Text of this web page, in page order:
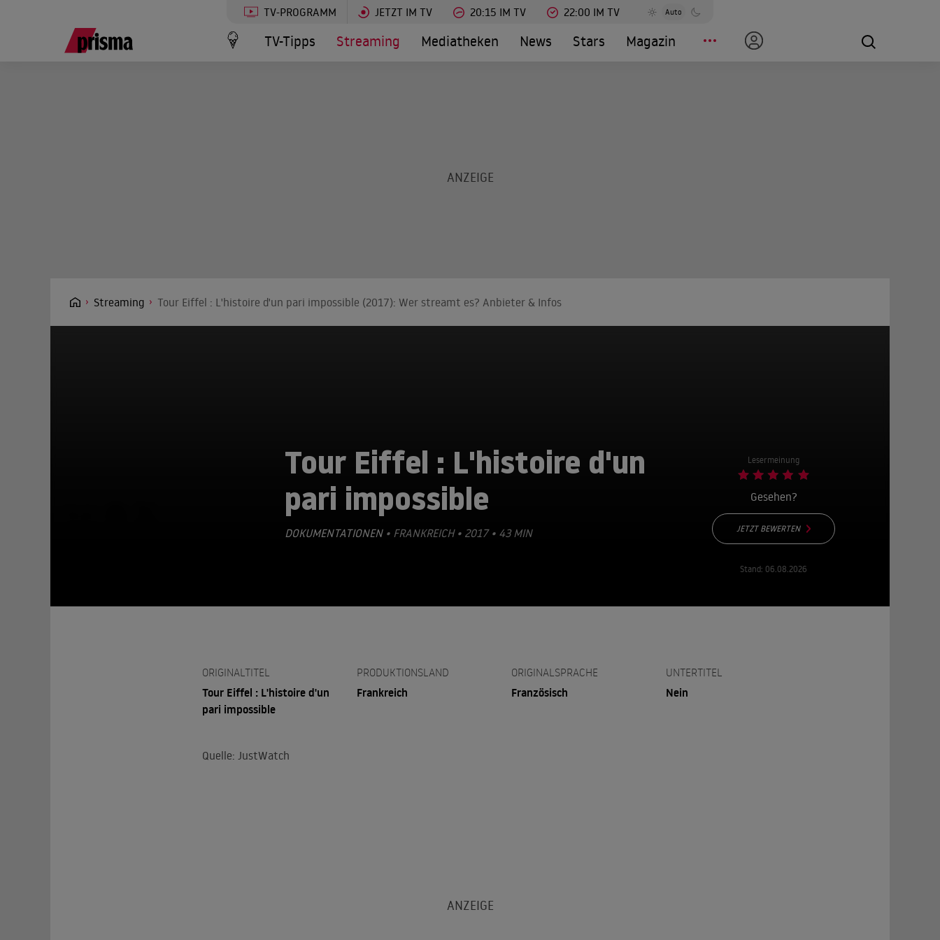
TV-PROGRAMM JETZT IM TV 20:15 IM TV 22:00 IM TV Auto
TV-Tipps Streaming Mediatheken News Stars Magazin
Streaming Tour Eiffel : L'histoire d'un pari impossible (2017): Wer streamt es? Anbieter & Infos
Tour Eiffel : L'histoire d'un
pari impossible
DOKUMENTATIONEN• FRANKREICH • 2017 • 43 MIN
Lesermeinung
Gesehen?
JETZT BEWERTEN
Stand: 06.08.2026
ORIGINALTITEL
Tour Eiffel : L'histoire d'un
pari impossible
PRODUKTIONSLAND
Frankreich
ORIGINALSPRACHE
Französisch
UNTERTITEL
Nein
Quelle: JustWatch